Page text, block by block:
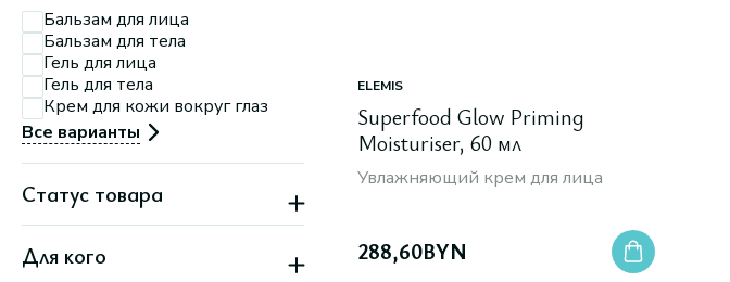
Бальзам для лица
Бальзам для тела
Гель для лица
Гель для тела
Крем для кожи вокруг глаз
Все варианты
Статус товара
Новинка
Скидка
Для кого
ELEMIS
Superfood Glow Priming
Moisturiser, 60 мл
Увлажняющий крем для лица
288,60BYN